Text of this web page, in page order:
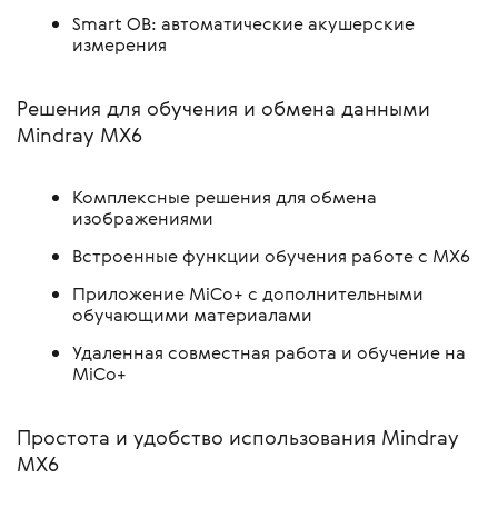
Smart OB: автоматические акушерские
измерения
Решения для обучения и обмена данными
Mindray MX6
Комплексные решения для обмена
изображениями
Встроенные функции обучения работе с MX6
Приложение MiCo+ с дополнительными
обучающими материалами
Удаленная совместная работа и обучение на
MiCo+
Простота и удобство использования Mindray
MX6